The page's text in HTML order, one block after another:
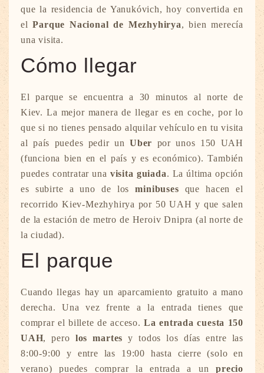
que la residencia de Yanukóvich, hoy convertida en
elParque Nacional de Mezhyhirya, bien merecía
una visita.
Cómo llegar
El parque se encuentra a 30 minutos al norte de
Kiev. La mejor manera de llegar es en coche, por lo
que si no tienes pensado alquilar vehículo en tu visita
al país puedes pedir un Uber por unos 150 UAH
(funciona bien en el país y es económico). También
puedes contratar una visita guiada. La última opción
es subirte a uno de losminibuses que hacen el
recorrido Kiev-Mezhyhirya por 50 UAH y que salen
de la estación de metro de Heroiv Dnipra (al norte de
la ciudad).
El parque
Cuando llegas hay un aparcamiento gratuito a mano
derecha. Una vez frente a la entrada tienes que
comprar el billete de acceso.La entrada cuesta 150
UAH, pero los martes y todos los días entre las
8:00-9:00 y entre las 19:00 hasta cierre (solo en
verano) puedes comprar la entrada a un precio